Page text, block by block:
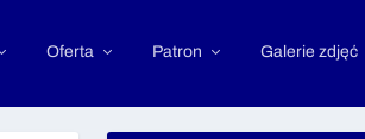
Oferta Patron Galerie zdjęć